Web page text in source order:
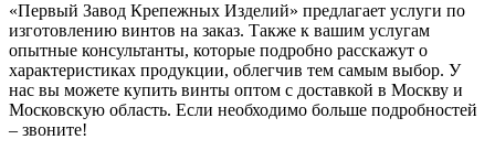
«Первый Завод Крепежных Изделий» предлагает услуги по
изготовлению винтов на заказ. Также к вашим услугам
опытные консультанты, которые подробно расскажут о
характеристиках продукции, облегчив тем самым выбор. У
нас вы можете купить винты оптом с доставкой в Москву и
Московскую область. Если необходимо больше подробностей
– звоните!